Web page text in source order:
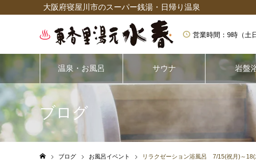
大阪府寝屋川市のスーパー銭湯・日帰り温泉
営業時間：9時（土
温泉・お風呂 サウナ 岩盤
ブログ
ブログ お風呂イベント リラクゼーション浴風呂 7/15(祝月)～18(